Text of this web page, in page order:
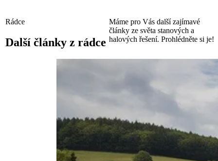
Rádce
Další články z rádce
Máme pro Vás další zajímavé
články ze světa stanových a
halových řešení. Prohlédněte si je!